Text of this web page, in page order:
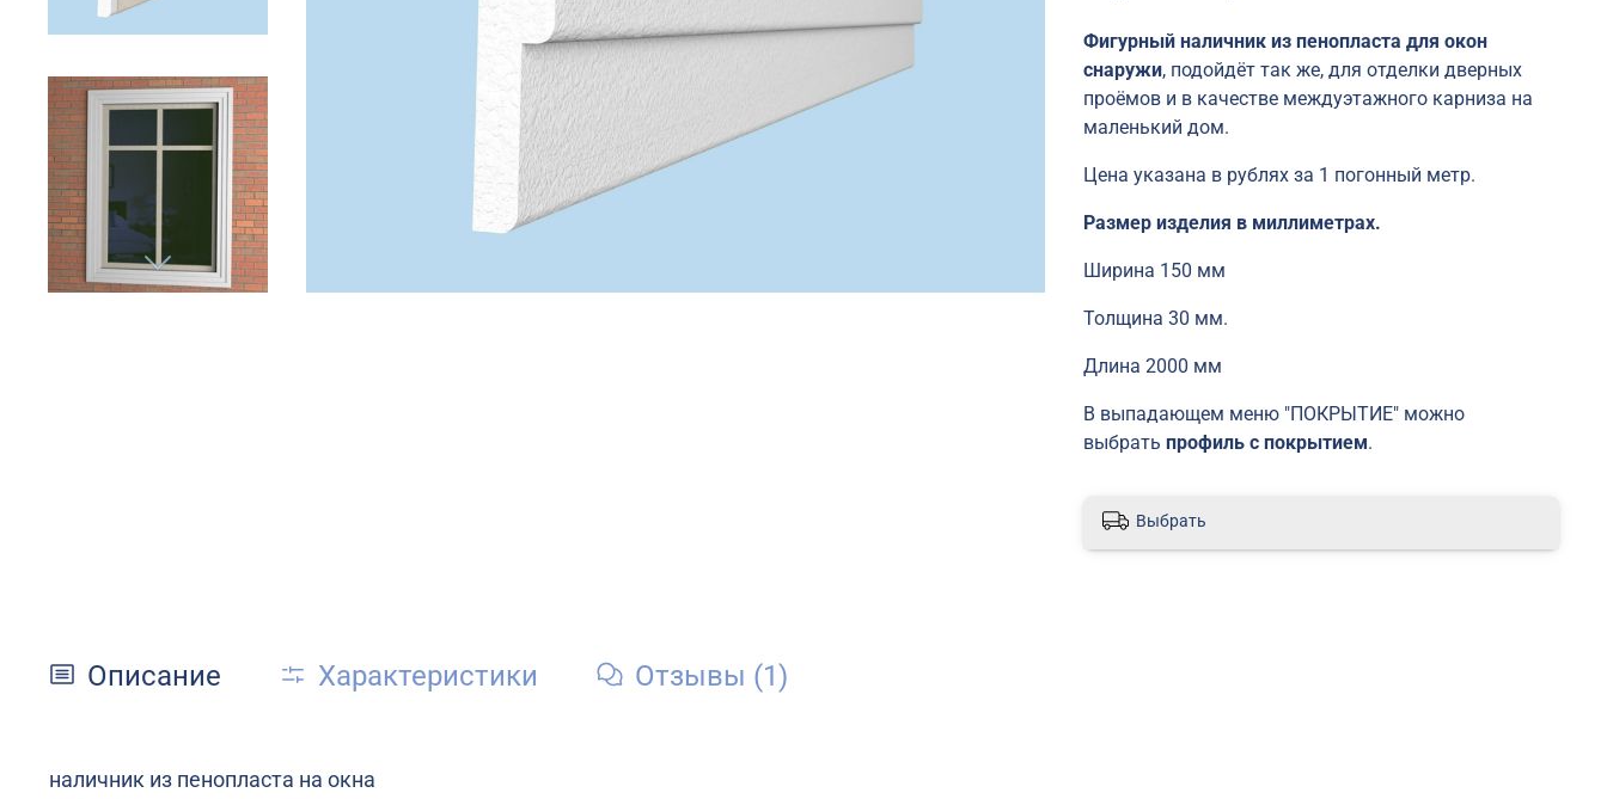
Фигурный наличник из пенопласта для окон
снаружи, подойдёт так же, для отделки дверных
проёмов и в качестве междуэтажного карниза на
маленький дом.
Цена указана в рублях за 1 погонный метр.
Размер изделия в миллиметрах.
Ширина 150 мм
Толщина 30 мм.
Длина 2000 мм
В выпадающем меню "ПОКРЫТИЕ" можно
выбратьпрофиль с покрытием.
Выбрать
Описание Характеристики Отзывы (1)
наличник из пенопласта на окна